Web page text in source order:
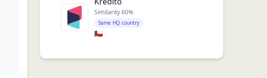
Similarity60%
Same HQ country
🇨🇱